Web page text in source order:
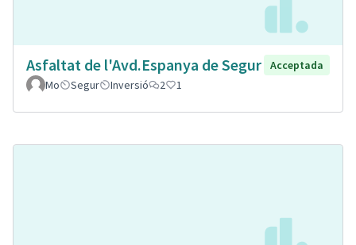
Asfaltat de l'Avd.Espanya de Segur
Acceptada
Mo
Segur Inversió 2 1